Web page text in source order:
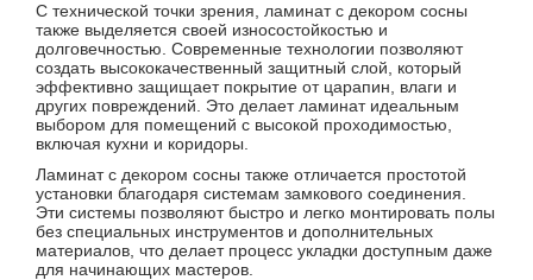
С технической точки зрения, ламинат с декором сосны
также выделяется своей износостойкостью и
долговечностью. Современные технологии позволяют
создать высококачественный защитный слой, который
эффективно защищает покрытие от царапин, влаги и
других повреждений. Это делает ламинат идеальным
выбором для помещений с высокой проходимостью,
включая кухни и коридоры.
Ламинат с декором сосны также отличается простотой
установки благодаря системам замкового соединения.
Эти системы позволяют быстро и легко монтировать полы
без специальных инструментов и дополнительных
материалов, что делает процесс укладки доступным даже
для начинающих мастеров.